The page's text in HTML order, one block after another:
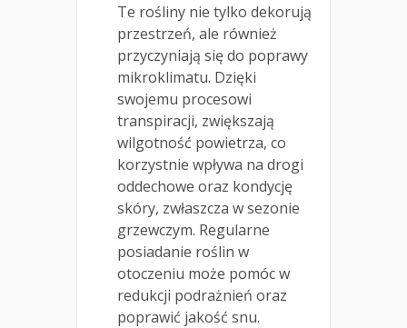
Te rośliny nie tylko dekorują
przestrzeń, ale również
przyczyniają się do poprawy
mikroklimatu. Dzięki
swojemu procesowi
transpiracji, zwiększają
wilgotność powietrza, co
korzystnie wpływa na drogi
oddechowe oraz kondycję
skóry, zwłaszcza w sezonie
grzewczym. Regularne
posiadanie roślin w
otoczeniu może pomóc w
redukcji podrażnień oraz
poprawić jakość snu.